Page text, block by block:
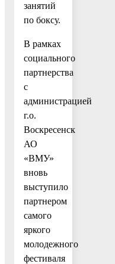
занятий
по боксу.
В рамках
социального
партнерства
с
администрацией
г.о.
Воскресенск
АО
«ВМУ»
вновь
выступило
партнером
самого
яркого
молодежного
фестиваля